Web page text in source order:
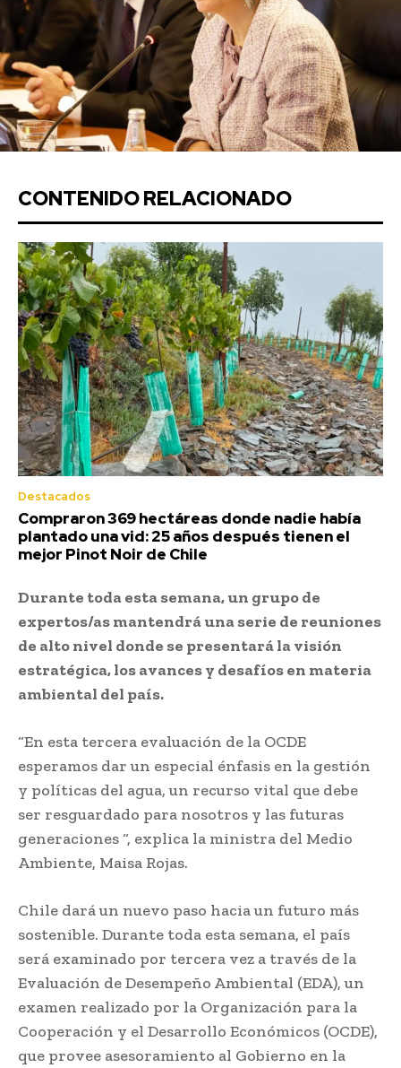
CONTENIDO RELACIONADO
Destacados
Compraron 369 hectáreas donde nadie había
plantado una vid: 25 años después tienen el
mejor Pinot Noir de Chile
Durante toda esta semana, un grupo de
expertos/as mantendrá una serie de reuniones
de alto nivel donde se presentará la visión
estratégica, los avances y desafíos en materia
ambiental del país.
“En esta tercera evaluación de la OCDE
esperamos dar un especial énfasis en la gestión
y políticas del agua, un recurso vital que debe
ser resguardado para nosotros y las futuras
generaciones “, explica la ministra del Medio
Ambiente, Maisa Rojas.
Chile dará un nuevo paso hacia un futuro más
sostenible. Durante toda esta semana, el país
será examinado por tercera vez a través de la
Evaluación de Desempeño Ambiental (EDA), un
examen realizado por la Organización para la
Cooperación y el Desarrollo Económicos (OCDE),
que provee asesoramiento al Gobierno en la